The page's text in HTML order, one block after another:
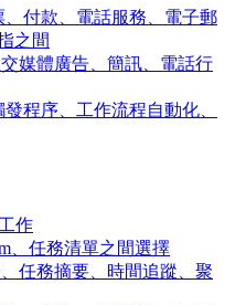
付款、電話服務、電子郵
之間
媒體廣告、簡訊、電話行
程序、工作流程自動化、
作
、任務清單之間選擇
任務摘要、時間追蹤、聚